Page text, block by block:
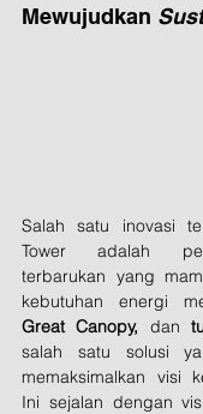
Mewujudkan
Salah satu inovasi
Tower adalah
terbarukan yang
kebutuhan energi
Great Canopy, dan
salah satu solusi
memaksimalkan visi
Ini sejalan dengan